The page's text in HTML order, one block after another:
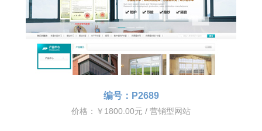
编号：P2689
价格：￥1800.00元 / 营销型网站